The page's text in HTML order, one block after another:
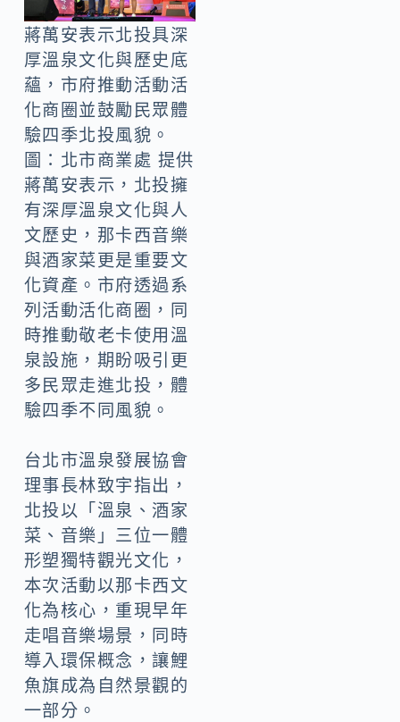
蔣萬安表示北投具深
厚溫泉文化與歷史底
蘊，市府推動活動活
化商圈並鼓勵民眾體
驗四季北投風貌。
圖：北市商業處 提供
蔣萬安表示，北投擁
有深厚溫泉文化與人
文歷史，那卡西音樂
與酒家菜更是重要文
化資產。市府透過系
列活動活化商圈，同
時推動敬老卡使用溫
泉設施，期盼吸引更
多民眾走進北投，體
驗四季不同風貌。
台北市溫泉發展協會
理事長林致宇指出，
北投以「溫泉、酒家
菜、音樂」三位一體
形塑獨特觀光文化，
本次活動以那卡西文
化為核心，重現早年
走唱音樂場景，同時
導入環保概念，讓鯉
魚旗成為自然景觀的
一部分。